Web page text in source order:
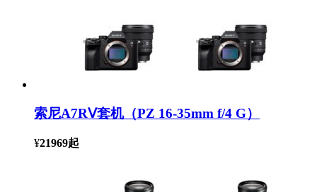
索尼A7RⅤ套机（PZ 16-35mm f/4 G）
¥21969起